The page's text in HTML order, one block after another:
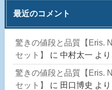
最近のコメント
驚きの値段と品質【Eris.
セット】
に 中村太一 より
驚きの値段と品質【Eris.
セット】
に 田口博史 より